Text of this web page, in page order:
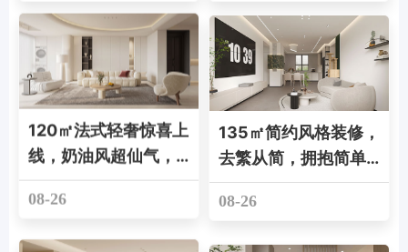
120㎡法式轻奢惊喜上
线，奶油风超仙气，
08-26
135㎡简约风格装修，
去繁从简，拥抱简单
品质生活!
08-26